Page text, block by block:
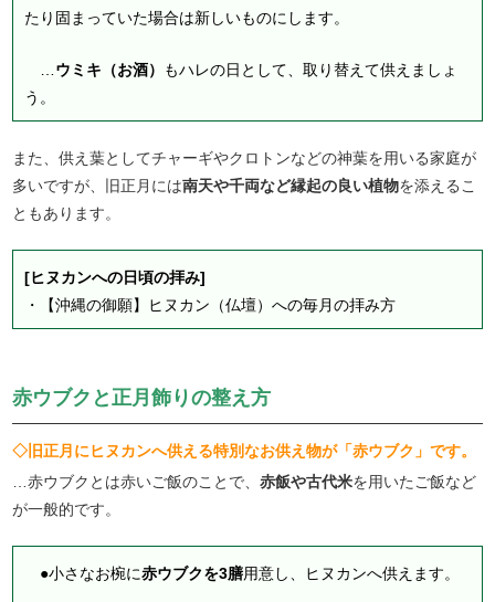
たり固まっていた場合は新しいものにします。
ウミキ（お酒）
もハレの日として、取り替えて供えましょ
う。
また、供え葉としてチャーギやクロトンなどの神葉を用いる家庭が
多いですが、旧正月には南天や千両など縁起の良い植物を添えるこ
ともあります。
[ヒヌカンへの日頃の拝み]
・
【沖縄の御願】ヒヌカン（仏壇）への毎月の拝み方
赤ウブクと正月飾りの整え方
◇旧正月にヒヌカンへ供える特別なお供え物が「赤ウブク」です。
…赤ウブクとは赤いご飯のことで、赤飯や古代米を用いたご飯など
が一般的です。
●小さなお椀に赤ウブクを3膳用意し、ヒヌカンへ供えます。